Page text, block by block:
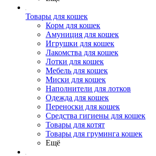
Товары для кошек
Корм для кошек
Амуниция для кошек
Игрушки для кошек
Лакомства для кошек
Лотки для кошек
Мебель для кошек
Миски для кошек
Наполнители для лотков
Одежда для кошек
Переноски для кошек
Средства гигиены для кошек
Товары для котят
Товары для груминга кошек
Ещё